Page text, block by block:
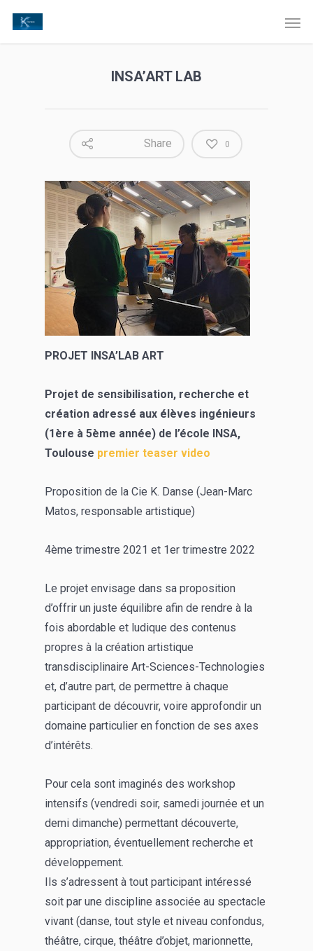
INSA’ART LAB
Share 0
PROJET INSA’LAB ART
Projet de sensibilisation, recherche et
création adressé aux élèves ingénieurs
(1ère à 5ème année) de l’école INSA,
Toulouse premier teaser video
Proposition de la Cie K. Danse (Jean-Marc
Matos, responsable artistique)
4ème trimestre 2021 et 1er trimestre 2022
Le projet envisage dans sa proposition
d’offrir un juste équilibre afin de rendre à la
fois abordable et ludique des contenus
propres à la création artistique
transdisciplinaire Art-Sciences-Technologies
et, d’autre part, de permettre à chaque
participant de découvrir, voire approfondir un
domaine particulier en fonction de ses axes
d’intérêts.
Pour cela sont imaginés des workshop
intensifs (vendredi soir, samedi journée et un
demi dimanche) permettant découverte,
appropriation, éventuellement recherche et
développement.
Ils s’adressent à tout participant intéressé
soit par une discipline associée au spectacle
vivant (danse, tout style et niveau confondus,
théâtre, cirque, théâtre d’objet, marionnette,